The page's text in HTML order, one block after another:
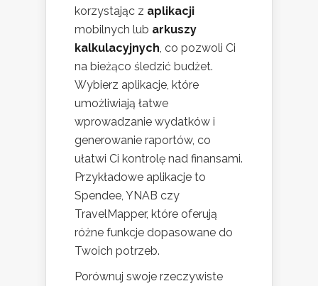
korzystając z aplikacji
mobilnych lub arkuszy
kalkulacyjnych , co pozwoli Ci
na bieżąco śledzić budżet.
Wybierz aplikacje, które
umożliwiają łatwe
wprowadzanie wydatków i
generowanie raportów, co
ułatwi Ci kontrolę nad finansami.
Przykładowe aplikacje to
Spendee, YNAB czy
TravelMapper, które oferują
różne funkcje dopasowane do
Twoich potrzeb.
Porównuj swoje rzeczywiste